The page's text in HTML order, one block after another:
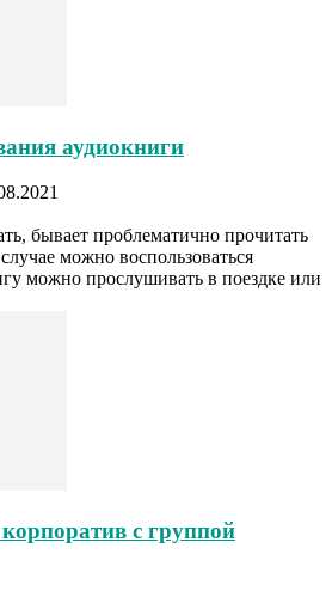
аудиокниги
бывает проблематично прочитать
можно воспользоваться
можно прослушивать в поездке или
с группой